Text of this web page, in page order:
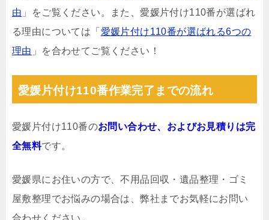
由 」をご覧ください。また、愛媛片付け110番が選ばれ
る理由については「 愛媛片付け110番が選ばれる6つの
理由 」を合わせてご覧ください！
愛媛片付け110番作業完了までの流れ
愛媛片付け110番のお問い合わせ、およびお見積りは完
全無料です。
愛媛県にお住いの方で、不用品回収・遺品整理・ゴミ
屋敷整理でお悩みの場合は、弊社までお気軽にお問い
合わせください。